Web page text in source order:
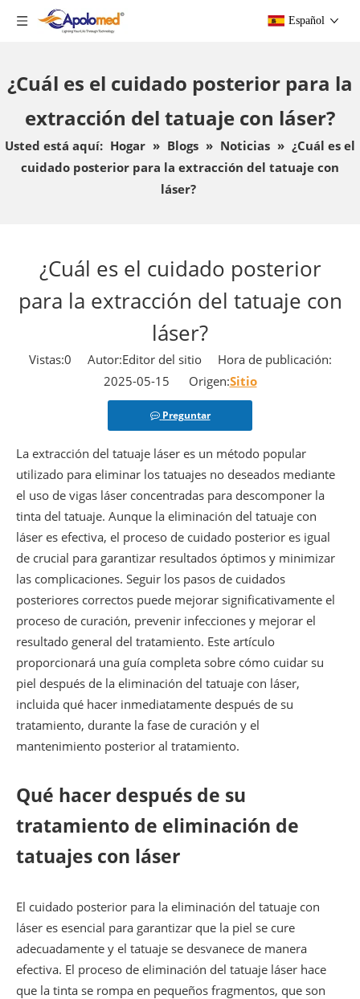
Español
¿Cuál es el cuidado posterior para la
extracción del tatuaje con láser?
Usted está aquí: Hogar » Blogs » Noticias » ¿Cuál es el
cuidado posterior para la extracción del tatuaje con
láser?
¿Cuál es el cuidado posterior
para la extracción del tatuaje con
láser?
Vistas:0 Autor:Editor del sitio Hora de publicación:
2025-05-15 Origen:Sitio
Preguntar
La extracción del tatuaje láser es un método popular
utilizado para eliminar los tatuajes no deseados mediante
el uso de vigas láser concentradas para descomponer la
tinta del tatuaje. Aunque la eliminación del tatuaje con
láser es efectiva, el proceso de cuidado posterior es igual
de crucial para garantizar resultados óptimos y minimizar
las complicaciones. Seguir los pasos de cuidados
posteriores correctos puede mejorar significativamente el
proceso de curación, prevenir infecciones y mejorar el
resultado general del tratamiento. Este artículo
proporcionará una guía completa sobre cómo cuidar su
piel después de la eliminación del tatuaje con láser,
incluida qué hacer inmediatamente después de su
tratamiento, durante la fase de curación y el
mantenimiento posterior al tratamiento.
Qué hacer después de su
tratamiento de eliminación de
tatuajes con láser
El cuidado posterior para la eliminación del tatuaje con
láser es esencial para garantizar que la piel se cure
adecuadamente y el tatuaje se desvanece de manera
efectiva. El proceso de eliminación del tatuaje láser hace
que la tinta se rompa en pequeños fragmentos, que son